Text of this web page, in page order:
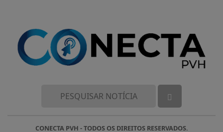
CONECTA PVH - TODOS OS DIREITOS RESERVADOS.